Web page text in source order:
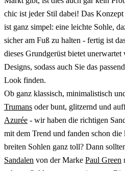
chic ist jeder Stil dabei! Das
ist ganz simpel: eine leichte Sohle,
sicher am Fuß zu halten - fertig ist
dieses Grundgerüst bietet
Designs, sodass auch Sie das
Look finden.
Ob ganz klassisch, minimalistisch
Trumans oder bunt, glitzernd und
Azurée - wir haben die richtigen
mit dem Trend und fanden schon die
breiten Sohlen ganz toll? Dann
Sandalen von der Marke Paul Green